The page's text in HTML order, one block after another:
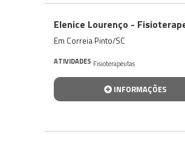
Elenice Lourenço -
Em Correia Pinto/SC
ATIVIDADES Fisioterapeutas
INFORMAÇÕES